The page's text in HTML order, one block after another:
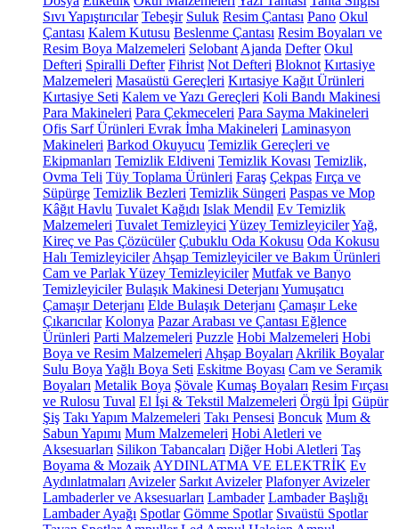
Sıvı Yapıştırıcılar Tebeşir Suluk Resim Çantası Pano Okul
Çantası Kalem Kutusu Beslenme Çantası Resim Boyaları ve
Resim Boya Malzemeleri Selobant Ajanda Defter Okul
Defteri Spiralli Defter Fihrist Not Defteri Bloknot Kırtasiye
Malzemeleri Masaüstü Gereçleri Kırtasiye Kağıt Ürünleri
Kırtasiye Seti Kalem ve Yazı Gereçleri Koli Bandı Makinesi
Para Makineleri Para Çekmeceleri Para Sayma Makineleri
Ofis Sarf Ürünleri Evrak İmha Makineleri Laminasyon
Makineleri Barkod Okuyucu Temizlik Gereçleri ve
Ekipmanları Temizlik Eldiveni Temizlik Kovası Temizlik,
Ovma Teli Tüy Toplama Ürünleri Faraş Çekpas Fırça ve
Süpürge Temizlik Bezleri Temizlik Süngeri Paspas ve Mop
Kâğıt Havlu Tuvalet Kağıdı Islak Mendil Ev Temizlik
Malzemeleri Tuvalet Temizleyici Yüzey TemizleyicilerYağ,
Kireç ve Pas Çözücüler Çubuklu Oda Kokusu Oda Kokusu
Halı Temizleyiciler Ahşap Temizleyiciler ve Bakım Ürünleri
Cam ve Parlak Yüzey Temizleyiciler Mutfak ve Banyo
Temizleyiciler Bulaşık Makinesi Deterjanı Yumuşatıcı
Çamaşır Deterjanı Elde Bulaşık Deterjanı Çamaşır Leke
Çıkarıcılar Kolonya Pazar Arabası ve Çantası Eğlence
Ürünleri Parti Malzemeleri Puzzle Hobi Malzemeleri Hobi
Boya ve Resim Malzemeleri Ahşap Boyaları Akrilik Boyalar
Sulu Boya Yağlı Boya Seti Eskitme Boyası Cam ve Seramik
Boyaları Metalik Boya Şövale Kumaş Boyaları Resim Fırçası
ve Rulosu Tuval El İşi & Tekstil Malzemeleri Örgü İpi Güpür
Şiş Takı Yapım Malzemeleri Takı Pensesi Boncuk Mum &
Sabun Yapımı Mum Malzemeleri Hobi Aletleri ve
Aksesuarları Silikon Tabancaları Diğer Hobi Aletleri Taş
Boyama & Mozaik AYDINLATMA VE ELEKTRİK Ev
Aydınlatmaları Avizeler Sarkıt Avizeler Plafonyer Avizeler
Lambaderler ve Aksesuarları Lambader Lambader Başlığı
Lambader Ayağı Spotlar Gömme Spotlar Sıvaüstü Spotlar